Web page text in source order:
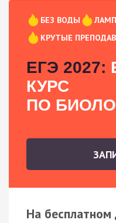
БЕЗ ВОДЫ
КРУТЫЕ
ЕГЭ 2027:
КУРС
ПО
На